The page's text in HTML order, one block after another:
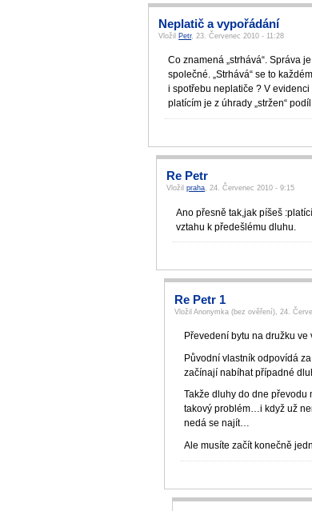
Neplatič a vypořádání
Vložil Petr, 23. Červenec 2010 - 11:28
Co znamená „strhává“. Správa
společné. „Strhává“ se to
i spotřebu neplatiče ? V
platícím je z úhrady „stržen“
Re Petr
Vložilpraha, 24. Červenec 2010 - 9:15
Ano přesně tak,jak píšeš
vztahu k předešlému dluhu.
Re Petr 1
Vložil Anonymka (bez ověření), 24.
Převedení bytu na družku
Původní vlastník odpovídá
začínají nabíhat případné
Takže dluhy do dne
takový problém…i když už
nedá se najít…
Ale musíte začít konečně